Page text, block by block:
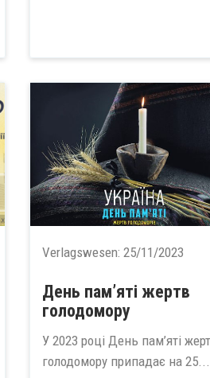
Verlagswesen:25/11/2023
День пам’яті жертв
голодомору
У 2023 році День пам’яті
голодомору припадає на 25...